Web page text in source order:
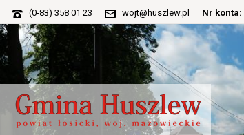
(0-83) 358 01 23 wojt@huszlew.pl Nr konta: